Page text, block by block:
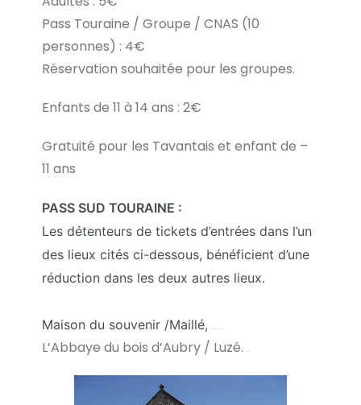
Pass Touraine / Groupe / CNAS (10
personnes) : 4€
Réservation souhaitée pour les groupes.
Enfants de 11 à 14 ans : 2€
Gratuité pour les Tavantais et enfant de –
11 ans
PASS SUD TOURAINE :
Les détenteurs de tickets d’entrées dans l’un
des lieux cités ci-dessous, bénéficient d’une
réduction dans les deux autres lieux.
Maison du souvenir /Maillé,
L’Abbaye du bois d’Aubry / Luzé.